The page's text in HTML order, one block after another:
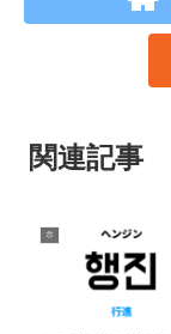
関連記事
ㅎ